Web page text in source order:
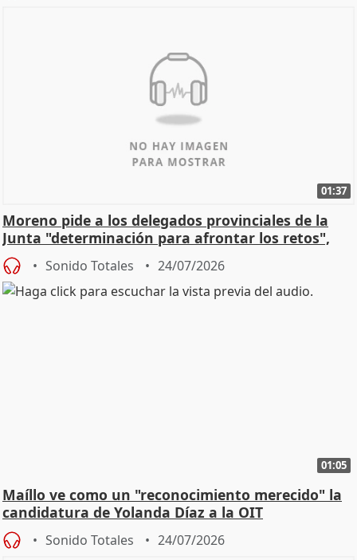
01:37
Moreno pide a los delegados provinciales de la
Junta "determinación para afrontar los retos",
diálog
Sonido Totales 24/07/2026
01:05
Maíllo ve como un "reconocimiento merecido" la
candidatura de Yolanda Díaz a la OIT
Sonido Totales 24/07/2026